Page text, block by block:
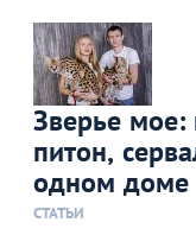
Зверье мое:
питон,
одном доме
СТАТЬИ